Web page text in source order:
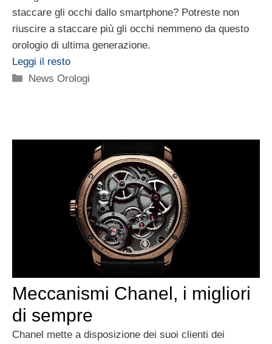
staccare gli occhi dallo smartphone? Potreste non
riuscire a staccare più gli occhi nemmeno da questo
orologio di ultima generazione.
Leggi il resto
Categorie
News Orologi
Meccanismi Chanel, i migliori
di sempre
Chanel mette a disposizione dei suoi clienti dei